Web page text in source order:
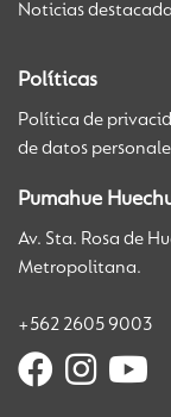
Noticias
Políticas
Política de
de datos
Pumahue
Av. Sta. Rosa de
Metropolitana.
+562 2605 9003